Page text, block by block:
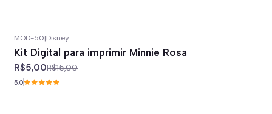
MOD-50|Disney
Kit Digital para imprimir Minnie Rosa
R$5,00R$15,00
5.0